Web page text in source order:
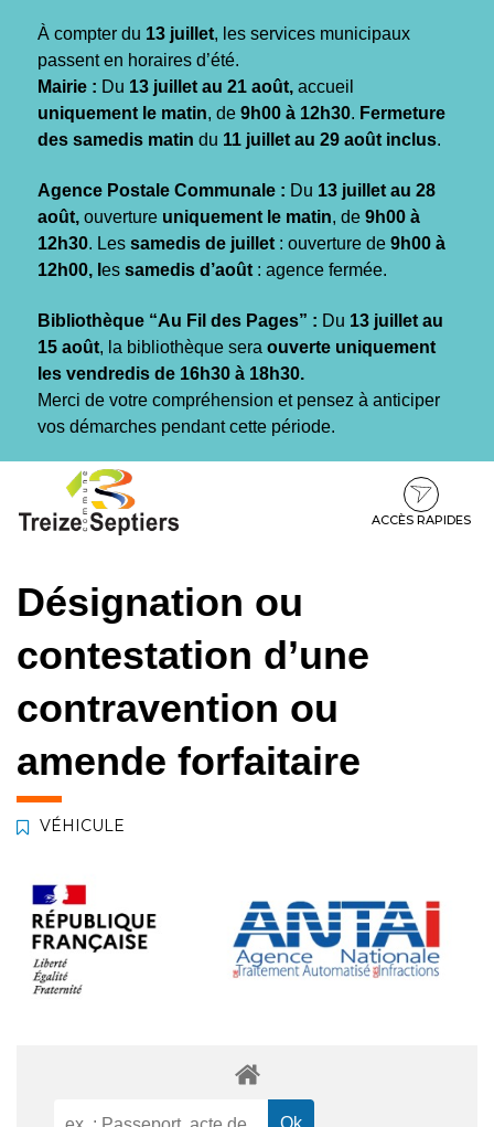
À compter du 13 juillet, les services municipaux
passent en horaires d’été.
Mairie : Du 13 juillet au 21 août, accueil
uniquement le matin, de 9h00 à 12h30. Fermeture
des samedis matin du 11 juillet au 29 août inclus.
Agence Postale Communale : Du 13 juillet au 28
août, ouverture uniquement le matin, de 9h00 à
12h30. Les samedis de juillet : ouverture de 9h00 à
12h00, l es samedis d’août : agence fermée.
Bibliothèque “Au Fil des Pages” : Du 13 juillet au
15 août, la bibliothèque sera ouverte uniquement
les vendredis de 16h30 à 18h30.
Merci de votre compréhension et pensez à anticiper
vos démarches pendant cette période.
contenu
pied
ACCÈS RAPIDES
Désignation ou
contestation d’une
contravention ou
amende forfaitaire
VÉHICULE